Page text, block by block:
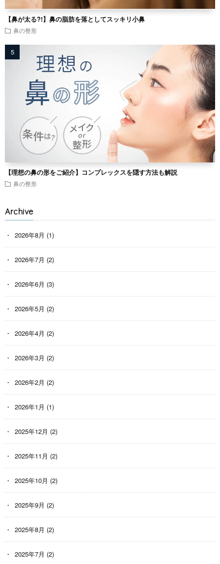
【鼻が太る?!】鼻の脂肪を落としてスッキリ小鼻
鼻の整形
【理想の鼻の形をご紹介】コンプレックスを隠す方法も解説
鼻の整形
Archive
2026年8月 (1)
2026年7月 (2)
2026年6月 (3)
2026年5月 (2)
2026年4月 (2)
2026年3月 (2)
2026年2月 (2)
2026年1月 (1)
2025年12月 (2)
2025年11月 (2)
2025年10月 (2)
2025年9月 (2)
2025年8月 (2)
2025年7月 (2)